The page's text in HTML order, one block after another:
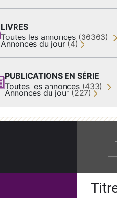
LIVRES
Toutes les annonces (36363)
Annonces du jour (4)
PUBLICATIONS EN SÉRIE
Toutes les annonces (433)
Annonces du jour (227)